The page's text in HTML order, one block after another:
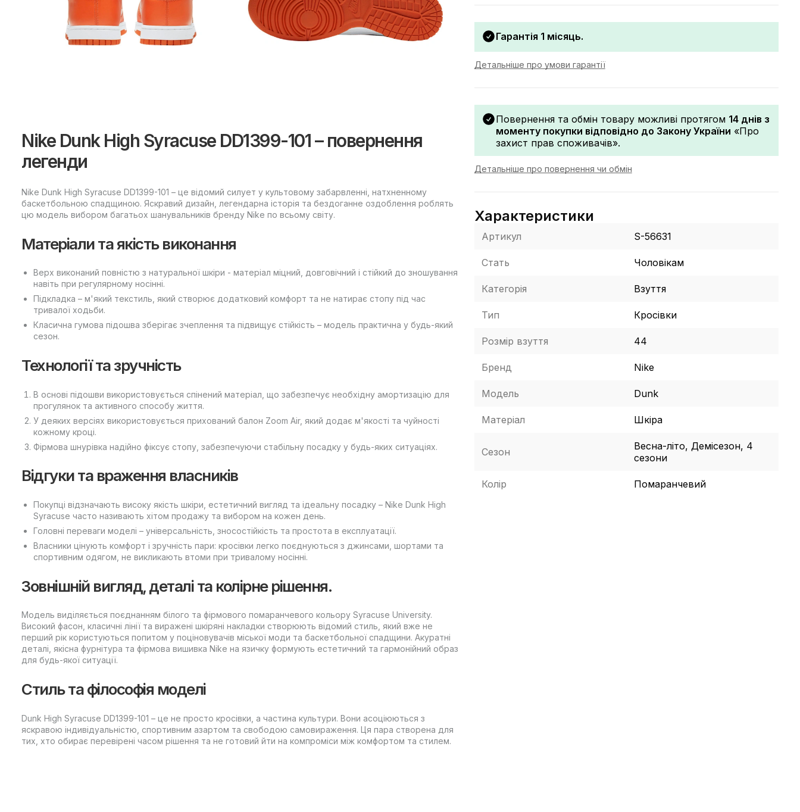
Nike Dunk High Syracuse DD1399-101 – повернення
легенди
Nike Dunk High Syracuse DD1399-101 – це відомий силует у культовому забарвленні, натхненному
баскетбольною спадщиною. Яскравий дизайн, легендарна історія та бездоганне оздоблення роблять
цю модель вибором багатьох шанувальників бренду Nike по всьому світу.
Матеріали та якість виконання
Верх виконаний повністю з натуральної шкіри - матеріал міцний, довговічний і стійкий до зношування
навіть при регулярному носінні.
Підкладка – м'який текстиль, який створює додатковий комфорт та не натирає стопу під час
тривалої ходьби.
Класична гумова підошва зберігає зчеплення та підвищує стійкість – модель практична у будь-який
сезон.
Технології та зручність
В основі підошви використовується спінений матеріал, що забезпечує необхідну амортизацію для
прогулянок та активного способу життя.
У деяких версіях використовується прихований балон Zoom Air, який додає м'якості та чуйності
кожному кроці.
Фірмова шнурівка надійно фіксує стопу, забезпечуючи стабільну посадку у будь-яких ситуаціях.
Відгуки та враження власників
Покупці відзначають високу якість шкіри, естетичний вигляд та ідеальну посадку – Nike Dunk High
Syracuse часто називають хітом продажу та вибором на кожен день.
Головні переваги моделі – універсальність, зносостійкість та простота в експлуатації.
Власники цінують комфорт і зручність пари: кросівки легко поєднуються з джинсами, шортами та
спортивним одягом, не викликають втоми при тривалому носінні.
Зовнішній вигляд, деталі та колірне рішення.
Модель виділяється поєднанням білого та фірмового помаранчевого кольору Syracuse University.
Високий фасон, класичні лінії та виражені шкіряні накладки створюють відомий стиль, який вже не
перший рік користуються попитом у поціновувачів міської моди та баскетбольної спадщини. Акуратні
деталі, якісна фурнітура та фірмова вишивка Nike на язичку формують естетичний та гармонійний образ
для будь-якої ситуації.
Стиль та філософія моделі
Dunk High Syracuse DD1399-101 – це не просто кросівки, а частина культури. Вони асоціюються з
яскравою індивідуальністю, спортивним азартом та свободою самовираження. Ця пара створена для
тих, хто обирає перевірені часом рішення та не готовий йти на компроміси між комфортом та стилем.
Гарантія 1 місяць.
Детальніше про умови гарантії
Повернення та обмін товару можливі протягом 14 днів з
моменту покупки відповідно до Закону України «Про
захист прав споживачів».
Детальніше про повернення чи обмін
Характеристики
Артикул S-56631
Стать Чоловікам
Категорія Взуття
Тип Кросівки
Розмір взуття 44
Бренд Nike
Модель Dunk
Матеріал Шкіра
Сезон
Весна-літо, Демісезон, 4
сезони
Колір Помаранчевий